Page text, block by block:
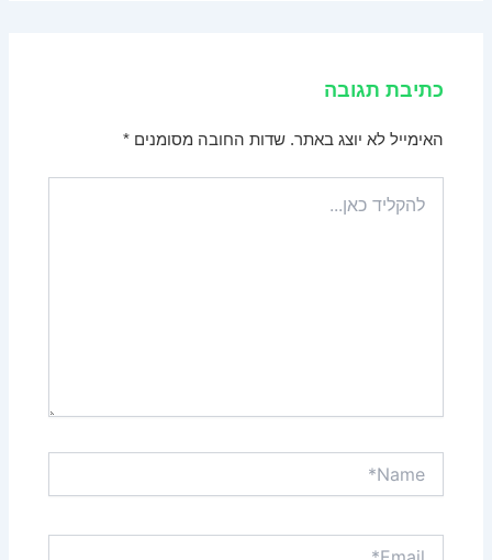
כתיבת תגובה
האימייל לא יוצג באתר. שדות החובה מסומנים*
כאן...